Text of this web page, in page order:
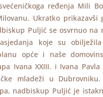
ređenja Mili
Ukratko prikazavši
Puljić se osvrnuo na
koje su
opće i naše
Ivana XXIII. i Ivana
mladeži u
nadbiskup Puljić je